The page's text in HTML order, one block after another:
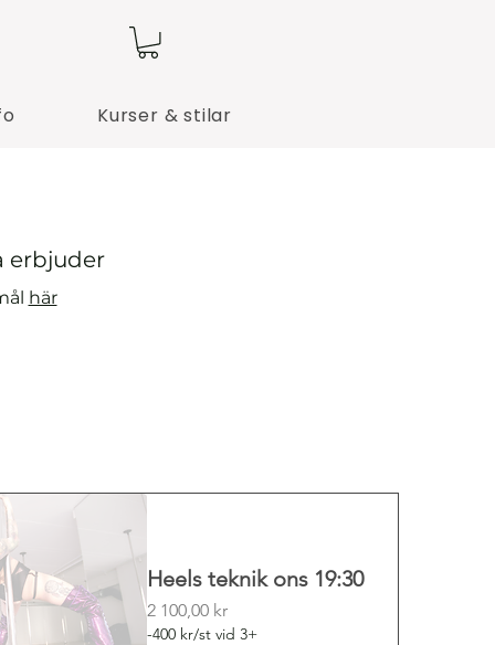
Kurser & stilar
erbjuder
här
Heels teknik ons 19:30
Pris
2 100,00 kr
-400 kr/st vid 3+